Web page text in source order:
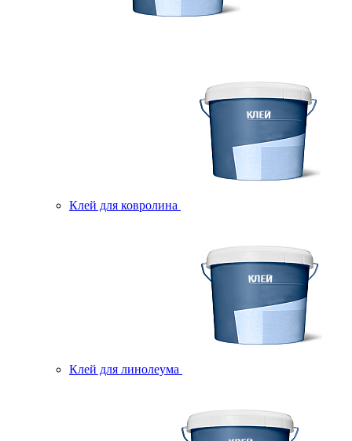
Клей для ковролина
Клей для линолеума